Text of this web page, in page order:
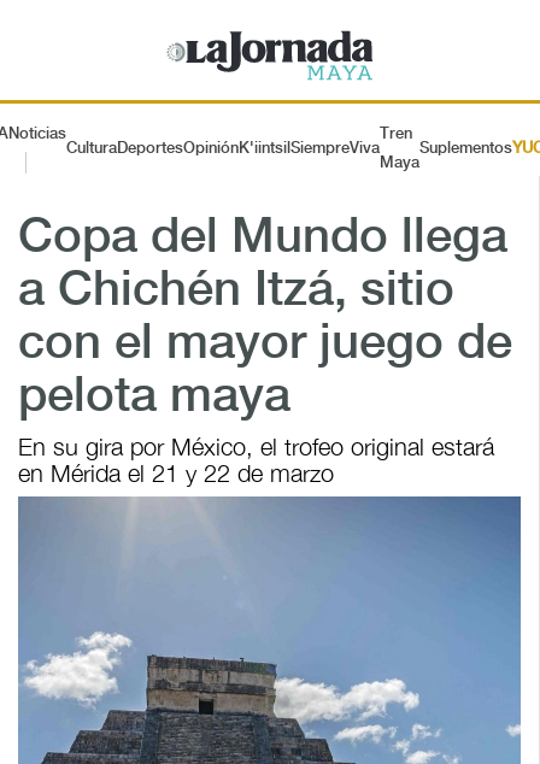
Noticias
CulturaDeportesOpiniónK'iintsil SiempreViva
Tren
Maya
Suplementos
Copa del Mundo llega
a Chichén Itzá, sitio
con el mayor juego de
pelota maya
En su gira por México, el trofeo original estará
en Mérida el 21 y 22 de marzo